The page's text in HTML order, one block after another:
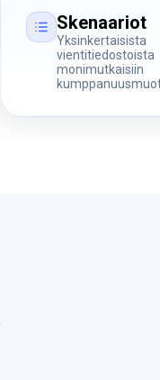
Skenaariot
Yksinkertaisista
vientitiedostoista
monimutkaisiin